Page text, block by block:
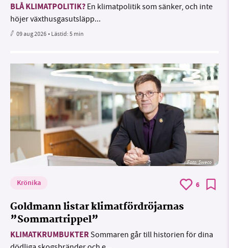
BLÅ KLIMATPOLITIK? En klimatpolitik som sänker, och inte
höjer växthusgasutsläpp...
09 aug 2026• Lästid:5 min
Foto: Sweco
Krönika 6
Goldmann listar klimatfördröjarnas
”Sommartrippel”
KLIMATKRUMBUKTERSommaren går till historien för dina